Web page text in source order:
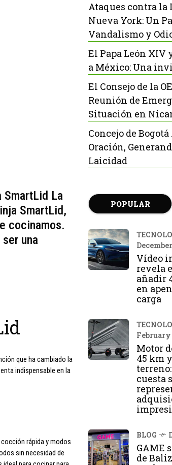
La
SmartLid,
cocinamos.
una
que ha cambiado la
indispensable en la
rápida y modos
sin necesidad de
Ataques contra la
Nueva York: Un
Vandalismo y
El Papa León XIV
a México: Una
El Consejo de la
Reunión de
Situación en
Concejo de
Oración,
Laicidad
POPULAR
Vídeo
revela
añadir
en
carga
February
Motor
45 km
cuesta
BLOG
GAME
de